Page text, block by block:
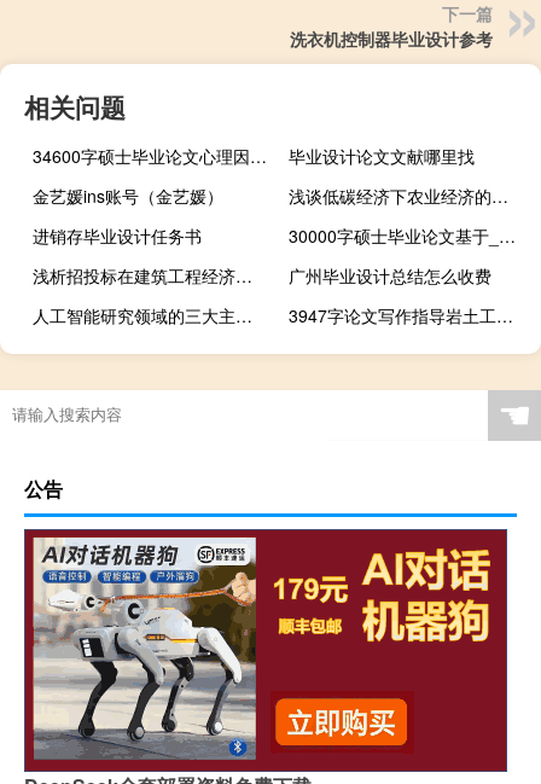
下一篇
洗衣机控制器毕业设计参考
相关问题
34600字硕士毕业论文心理因素对审计判断的影响分析
毕业设计论文文献哪里找
金艺媛ins账号（金艺媛）
浅谈低碳经济下农业经济的发展之路,材料1:农业经济的发展依赖于政策、科学和技术...
进销存毕业设计任务书
30000字硕士毕业论文基于_NET的清洗监督管理系统的描述与实现
浅析招投标在建筑工程经济管理中的作用, 简要介绍了我国目前建设项目招标管理的法律法规。
广州毕业设计总结怎么收费
人工智能研究领域的三大主流,人工智能的三个要素是什么
3947字论文写作指导岩土工程桩基专业硕士论文开题报告
☚
公告